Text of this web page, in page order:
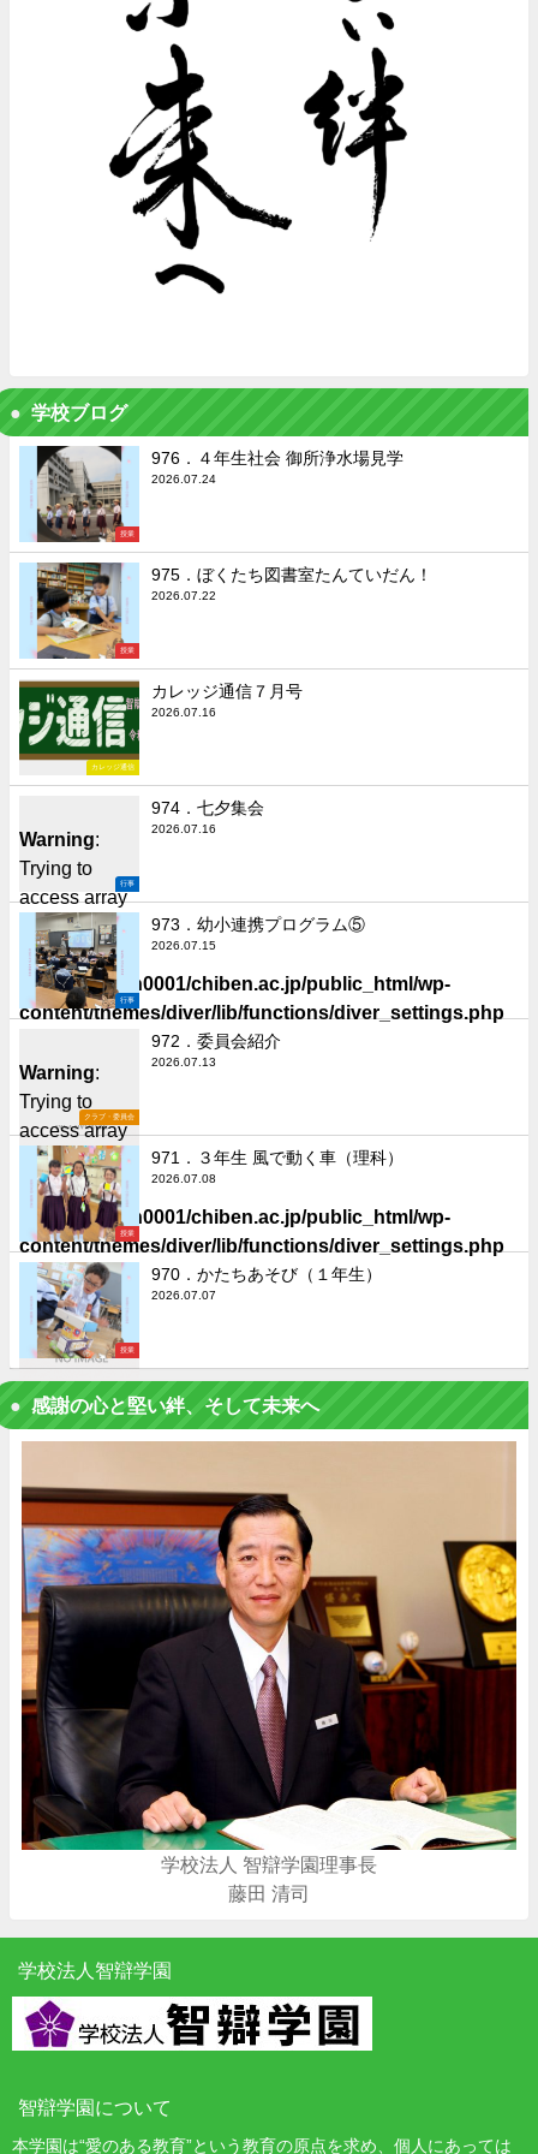
学校ブログ
授業
976．４年生社会 御所浄水場見学
2026.07.24
授業
975．ぼくたち図書室たんていだん！
2026.07.22
カレッジ通信
カレッジ通信７月号
2026.07.16
Warning:
Trying to
access array
offset on false
in
/home/chiben0001/chiben.ac.jp/public_html/wp-
content/themes/diver/lib/functions/diver_settings.php
行事
974．七夕集会
2026.07.16
行事
973．幼小連携プログラム⑤
2026.07.15
Warning:
Trying to
access array
offset on false
/home/chiben0001/chiben.ac.jp/public_html/wp-
content/themes/diver/lib/functions/diver_settings.php
on line506
クラブ・委員会
972．委員会紹介
2026.07.13
授業
971．３年生 風で動く車（理科）
2026.07.08
授業
970．かたちあそび（１年生）
2026.07.07
感謝の心と堅い絆、そして未来へ
学校法人 智辯学園理事長
藤田 清司
学校法人智辯学園
智辯学園について
本学園は“愛のある教育”という教育の原点を求め、個人にあっては